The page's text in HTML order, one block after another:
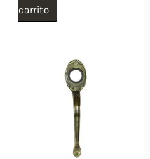
carrito